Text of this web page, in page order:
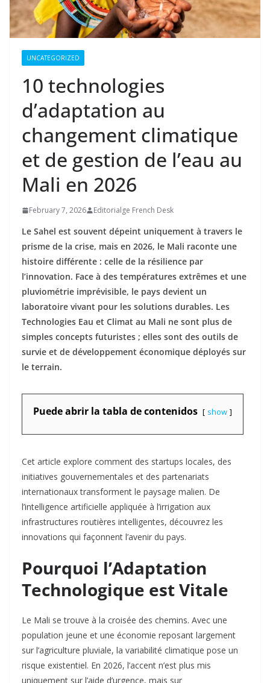
UNCATEGORIZED
10 technologies
d’adaptation au
changement climatique
et de gestion de l’eau au
Mali en 2026
February 7, 2026 Editorialge French Desk
Le Sahel est souvent dépeint uniquement à travers le
prisme de la crise, mais en 2026, le Mali raconte une
histoire différente : celle de la résilience par
l’innovation. Face à des températures extrêmes et une
pluviométrie imprévisible, le pays devient un
laboratoire vivant pour les solutions durables. Les
Technologies Eau et Climat au Mali ne sont plus de
simples concepts futuristes ; elles sont des outils de
survie et de développement économique déployés sur
le terrain.
Puede abrir la tabla de contenidos show
Cet article explore comment des startups locales, des
initiatives gouvernementales et des partenariats
internationaux transforment le paysage malien. De
l’intelligence artificielle appliquée à l’irrigation aux
infrastructures routières intelligentes, découvrez les
innovations qui façonnent l’avenir du pays.
Pourquoi l’Adaptation
Technologique est Vitale
Le Mali se trouve à la croisée des chemins. Avec une
population jeune et une économie reposant largement
sur l’agriculture pluviale, la variabilité climatique pose un
risque existentiel. En 2026, l’accent n’est plus mis
uniquement sur l’aide d’urgence, mais sur